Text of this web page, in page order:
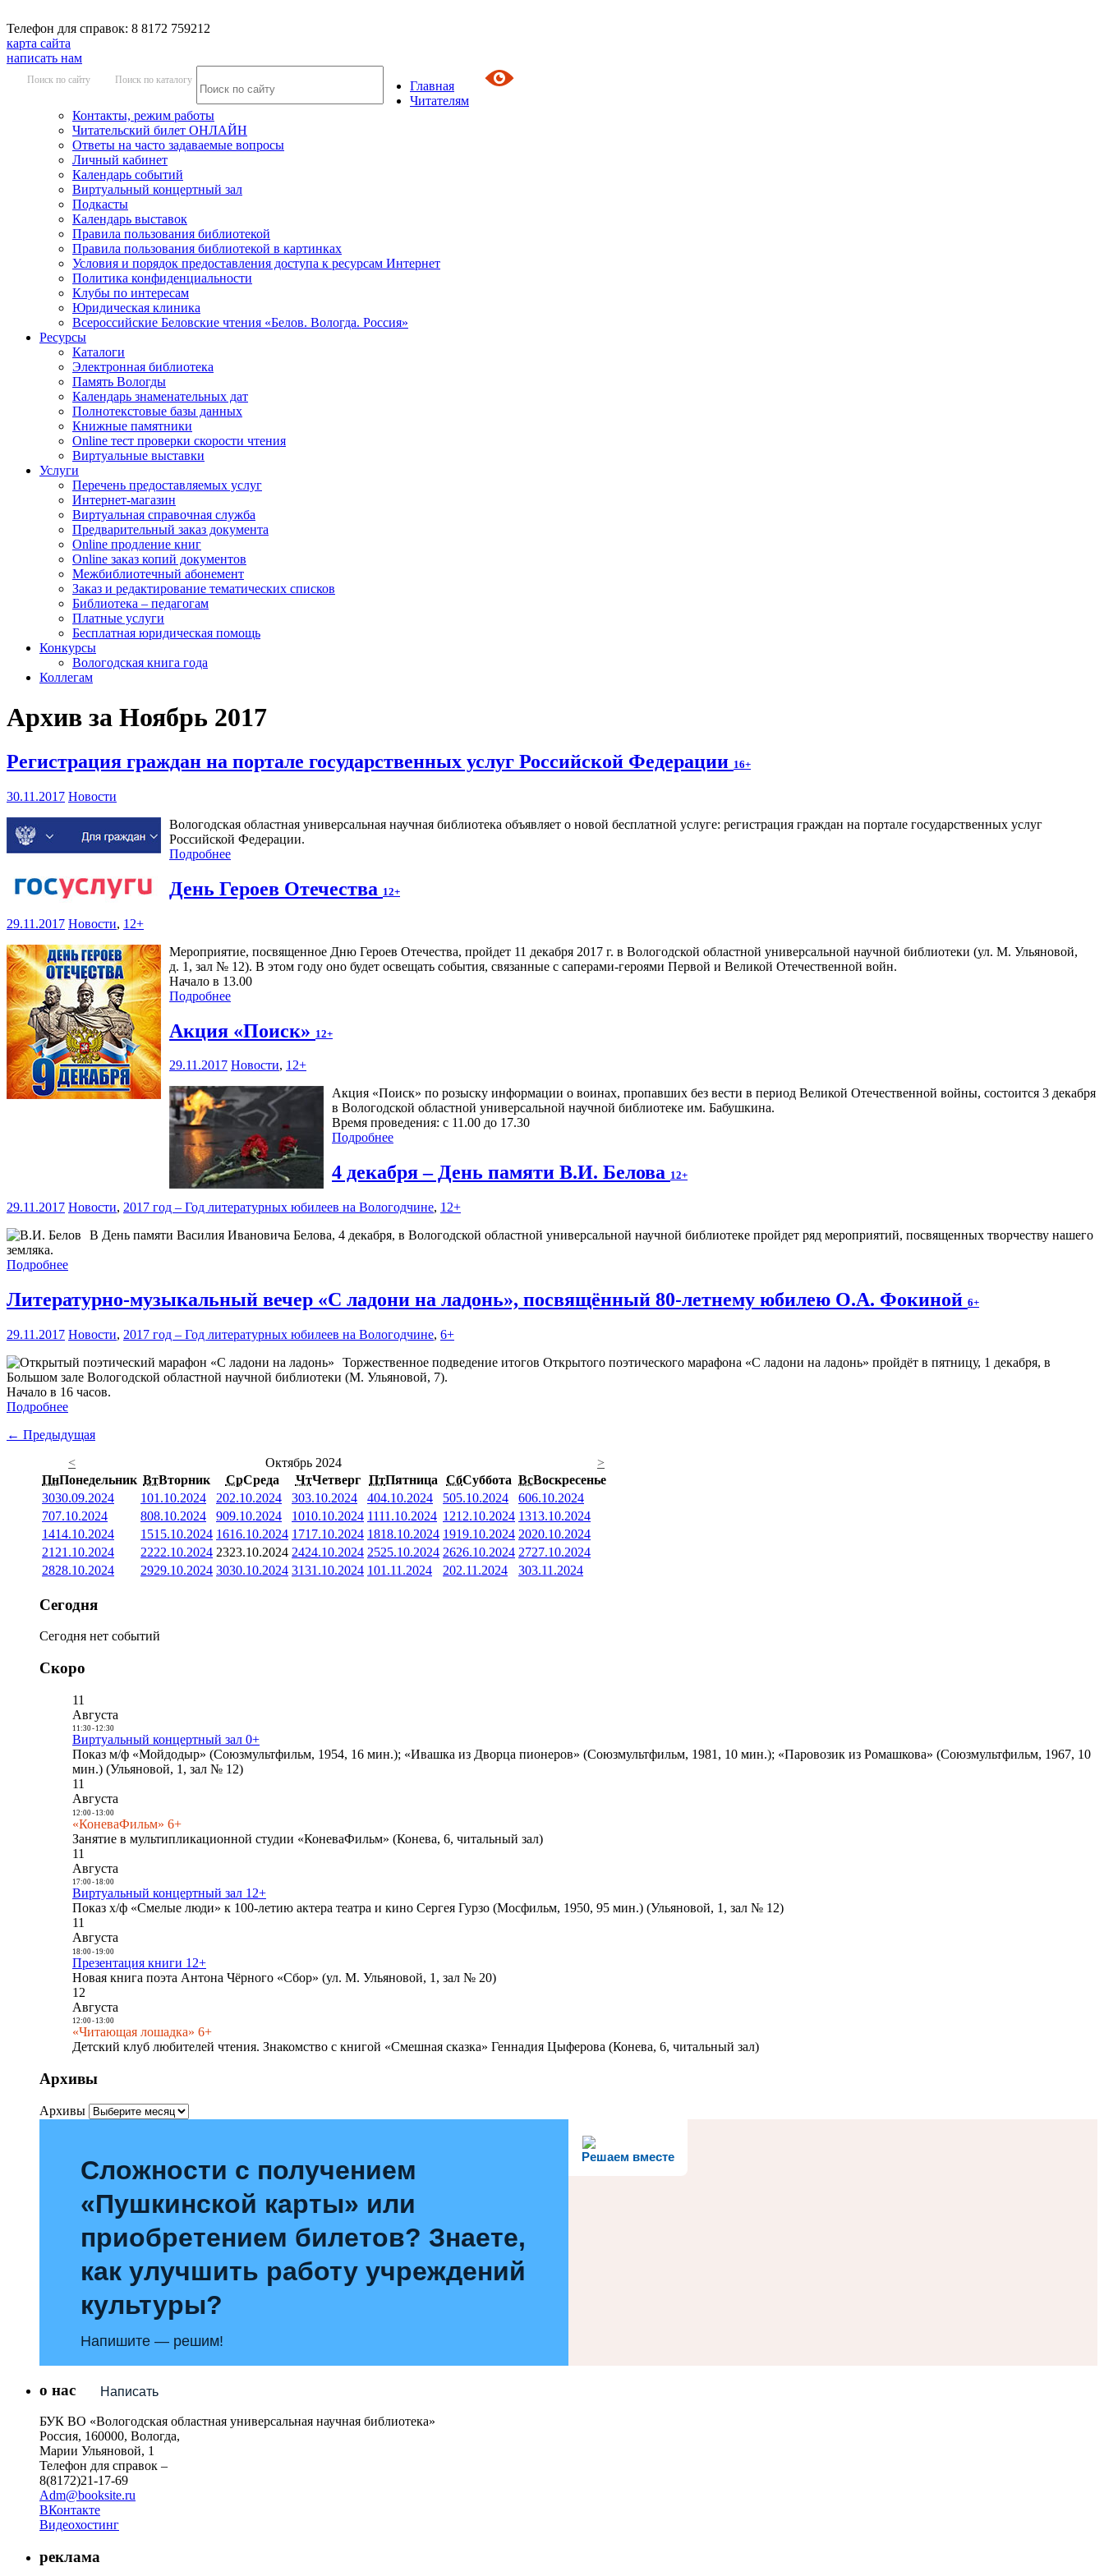
Телефон для справок: 8 8172 759212
карта сайта
написать нам
Поиск по сайту Поиск по каталогу
Главная
Читателям
Контакты, режим работы
Читательский билет ОНЛАЙН
Ответы на часто задаваемые вопросы
Личный кабинет
Календарь событий
Виртуальный концертный зал
Подкасты
Календарь выставок
Правила пользования библиотекой
Правила пользования библиотекой в картинках
Условия и порядок предоставления доступа к ресурсам Интернет
Политика конфиденциальности
Клубы по интересам
Юридическая клиника
Всероссийские Беловские чтения «Белов. Вологда. Россия»
Ресурсы
Каталоги
Электронная библиотека
Память Вологды
Календарь знаменательных дат
Полнотекстовые базы данных
Книжные памятники
Online тест проверки скорости чтения
Виртуальные выставки
Услуги
Перечень предоставляемых услуг
Интернет-магазин
Виртуальная справочная служба
Предварительный заказ документа
Online продление книг
Online заказ копий документов
Межбиблиотечный абонемент
Заказ и редактирование тематических списков
Библиотека – педагогам
Платные услуги
Бесплатная юридическая помощь
Конкурсы
Вологодская книга года
Коллегам
Архив за Ноябрь 2017
Регистрация граждан на портале государственных услуг Российской Федерации 16+
30.11.2017 Новости
Вологодская областная универсальная научная библиотека объявляет о новой бесплатной услуге: регистрация граждан на портале государственных услуг
Российской Федерации.
Подробнее
День Героев Отечества 12+
29.11.2017 Новости, 12+
Мероприятие, посвященное Дню Героев Отечества, пройдет 11 декабря 2017 г. в Вологодской областной универсальной научной библиотеки (ул. М. Ульяновой,
д. 1, зал № 12). В этом году оно будет освещать события, связанные с саперами-героями Первой и Великой Отечественной войн.
Начало в 13.00
Подробнее
Акция «Поиск» 12+
29.11.2017 Новости, 12+
Акция «Поиск» по розыску информации о воинах, пропавших без вести в период Великой Отечественной войны, состоится 3 декабря
в Вологодской областной универсальной научной библиотеке им. Бабушкина.
Время проведения: с 11.00 до 17.30
Подробнее
4 декабря – День памяти В.И. Белова 12+
29.11.2017 Новости, 2017 год – Год литературных юбилеев на Вологодчине, 12+
В День памяти Василия Ивановича Белова, 4 декабря, в Вологодской областной универсальной научной библиотеке пройдет ряд мероприятий, посвященных творчеству нашего
земляка.
Подробнее
Литературно-музыкальный вечер «С ладони на ладонь», посвящённый 80-летнему юбилею О.А. Фокиной 6+
29.11.2017 Новости, 2017 год – Год литературных юбилеев на Вологодчине, 6+
Торжественное подведение итогов Открытого поэтического марафона «С ладони на ладонь» пройдёт в пятницу, 1 декабря, в
Большом зале Вологодской областной научной библиотеки (М. Ульяновой, 7).
Начало в 16 часов.
Подробнее
← Предыдущая
<
Октябрь 2024
>
ПнПонедельник ВтВторник СрСреда ЧтЧетверг ПтПятница СбСуббота ВсВоскресенье
3030.09.2024 101.10.2024 202.10.2024 303.10.2024 404.10.2024 505.10.2024 606.10.2024
707.10.2024 808.10.2024 909.10.2024 1010.10.2024 1111.10.2024 1212.10.2024 1313.10.2024
1414.10.2024 1515.10.2024 1616.10.2024 1717.10.2024 1818.10.2024 1919.10.2024 2020.10.2024
21 21.10.2024 2222.10.2024 2323.10.2024 2424.10.2024 2525.10.2024 2626.10.2024 2727.10.2024
2828.10.2024 2929.10.2024 3030.10.2024 3131.10.2024 101.11.2024 202.11.2024 303.11.2024
Сегодня
Сегодня нет событий
Скоро
11
Августа
11:30- 12:30
Виртуальный концертный зал 0+
Показ м/ф «Мойдодыр» (Союзмультфильм, 1954, 16 мин.); «Ивашка из Дворца пионеров» (Союзмультфильм, 1981, 10 мин.); «Паровозик из Ромашкова» (Союзмультфильм, 1967, 10
мин.) (Ульяновой, 1, зал № 12)
11
Августа
12:00- 13:00
«КоневаФильм» 6+
Занятие в мультипликационной студии «КоневаФильм» (Конева, 6, читальный зал)
11
Августа
17:00- 18:00
Виртуальный концертный зал 12+
Показ х/ф «Смелые люди» к 100-летию актера театра и кино Сергея Гурзо (Мосфильм, 1950, 95 мин.) (Ульяновой, 1, зал № 12)
11
Августа
18:00- 19:00
Презентация книги 12+
Новая книга поэта Антона Чёрного «Сбор» (ул. М. Ульяновой, 1, зал № 20)
12
Августа
12:00- 13:00
«Читающая лошадка» 6+
Детский клуб любителей чтения. Знакомство с книгой «Смешная сказка» Геннадия Цыферова (Конева, 6, читальный зал)
Архивы
Архивы
Решаем вместе
Сложности с получением
«Пушкинской карты» или
приобретением билетов? Знаете,
как улучшить работу учреждений
культуры?
Напишите — решим!
Написать
о нас
БУК ВО «Вологодская областная универсальная научная библиотека»
Россия, 160000, Вологда,
Марии Ульяновой, 1
Телефон для справок –
8(8172)21-17-69
Adm@booksite.ru
ВКонтакте
Видеохостинг
реклама